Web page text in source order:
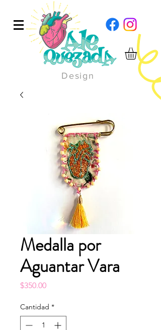
Design
Medalla por
Aguantar Vara
$350.00Precio
Cantidad *